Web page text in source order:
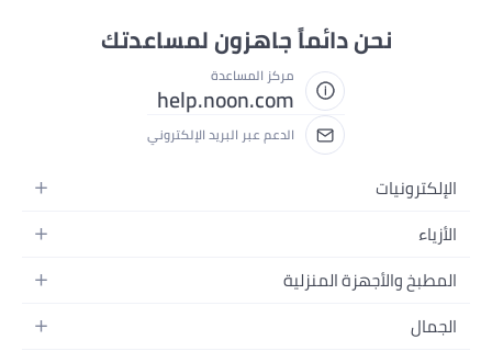
نحن دائماً جاهزون لمساعدتك
مركز المساعدة
help.noon.com
الدعم عبر البريد الإلكتروني
الإلكترونيات
الجوالات
اللابتوبات
الأجهزة المنزلية
الأزياء
أزياء نسائية
أزياء البنات
المطبخ والأجهزة المنزلية
الحمام
الجمال